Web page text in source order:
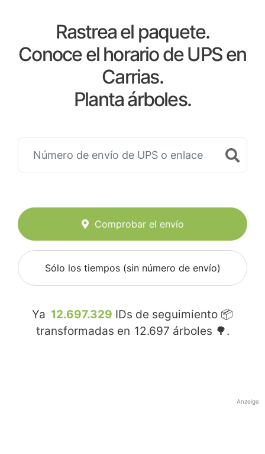
Rastrea el paquete.
Conoce el horario de UPS en
Carrias.
Planta árboles.
Comprobar el envío
Sólo los tiempos (sin número de envío)
Ya 12.697.329 IDs de seguimiento 📦
transformadas en 12.697 árboles 🌳.
Anzeige